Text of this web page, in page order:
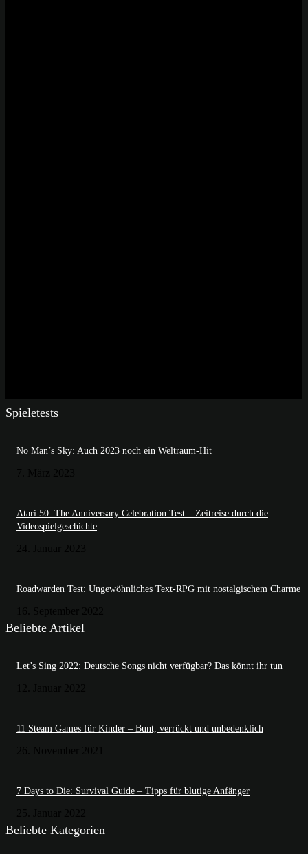
Spieletests
No Man’s Sky: Auch 2023 noch ein Weltraum-Hit
Atari 50: The Anniversary Celebration Test – Zeitreise durch die
Videospielgeschichte
Roadwarden Test: Ungewöhnliches Text-RPG mit nostalgischem Charme
Beliebte Artikel
Let’s Sing 2022: Deutsche Songs nicht verfügbar? Das könnt ihr tun
11 Steam Games für Kinder – Bunt, verrückt und unbedenklich
7 Days to Die: Survival Guide – Tipps für blutige Anfänger
Beliebte Kategorien